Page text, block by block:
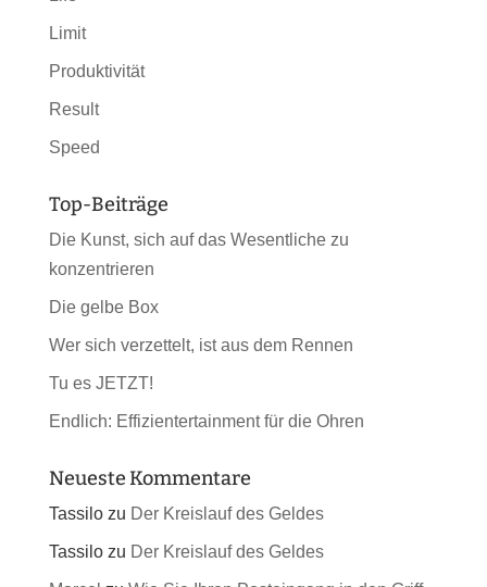
Limit
Produktivität
Result
Speed
Top-Beiträge
Die Kunst, sich auf das Wesentliche zu
konzentrieren
Die gelbe Box
Wer sich verzettelt, ist aus dem Rennen
Tu es JETZT!
Endlich: Effizientertainment für die Ohren
Neueste Kommentare
Tassilozu Der Kreislauf des Geldes
Tassilozu Der Kreislauf des Geldes